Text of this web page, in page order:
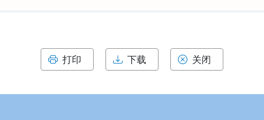
打印 下载 关闭